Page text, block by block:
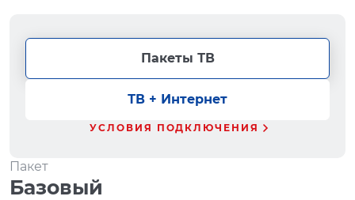
Пакеты ТВ
ТВ + Интернет
УСЛОВИЯ ПОДКЛЮЧЕНИЯ
Пакет
Базовый